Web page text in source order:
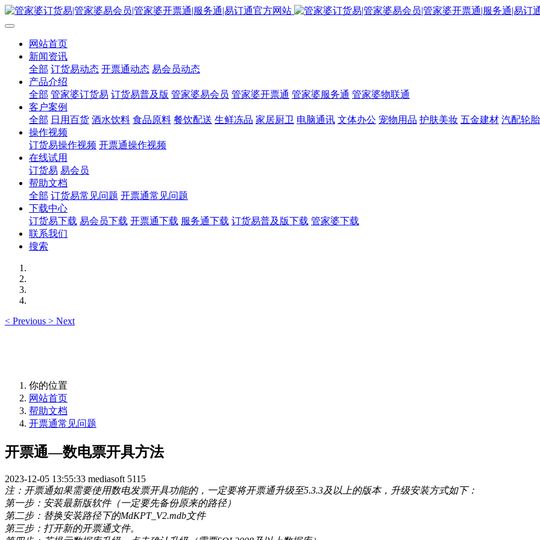
网站首页
新闻资讯
全部 订货易动态 开票通动态 易会员动态
产品介绍
全部 管家婆订货易 订货易普及版 管家婆易会员 管家婆开票通 管家婆服务通 管家婆物联通
客户案例
全部 日用百货 酒水饮料 食品原料 餐饮配送 生鲜冻品 家居厨卫 电脑通讯 文体办公 宠物用品 护肤美妆 五金建材 汽配轮胎
操作视频
订货易操作视频 开票通操作视频
在线试用
订货易 易会员
帮助文档
全部 订货易常见问题 开票通常见问题
下载中心
订货易下载 易会员下载 开票通下载 服务通下载 订货易普及版下载 管家婆下载
联系我们
搜索
< Previous > Next
你的位置
网站首页
帮助文档
开票通常见问题
开票通—数电票开具方法
2023-12-05 13:55:33 mediasoft 5115
注：开票通如果需要使用数电发票开具功能的，一定要将开票通升级至5.3.3及以上的版本，升级安装方式如下：
第一步：安装最新版软件（一定要先备份原来的路径）
第二步：替换安装路径下的MdKPT_V2.mdb文件
第三步：打开新的开票通文件。